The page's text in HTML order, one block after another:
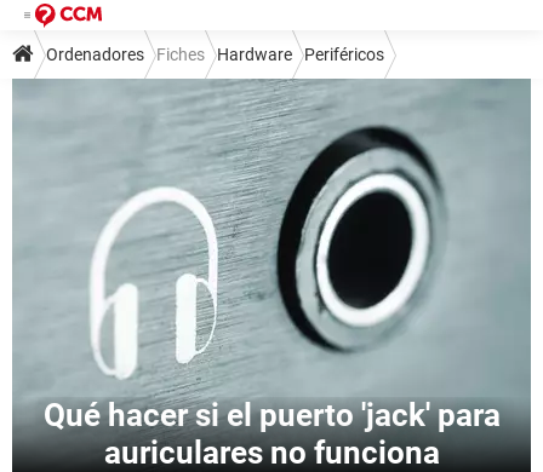
Ordenadores Fiches Hardware Periféricos
Qué hacer si el puerto 'jack' para
auriculares no funciona